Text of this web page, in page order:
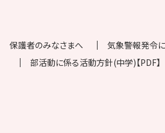
保護者のみなさまへ 気象警報発令
部活動に係る活動方針(中学)【PDF】